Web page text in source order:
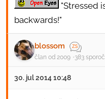
"Stressed
backwards!"
blossom
član od 2009 383
30. jul 2014 10:48